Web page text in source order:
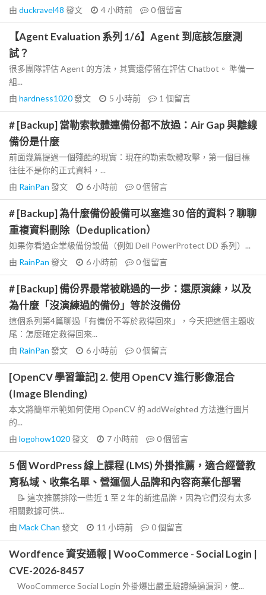
由 duckravel48 發文 4 小時前 0個留言
【Agent Evaluation 系列 1/6】Agent 到底該怎麼測
試？
很多團隊評估 Agent 的方法，其實還停留在評估 Chatbot。 準備一
組...
由 hardness1020發文 5 小時前 1 個留言
# [Backup] 當勒索軟體連備份都不放過：Air Gap 與離線
備份是什麼
前面幾篇提過一個殘酷的現實：現在的勒索軟體攻擊，第一個目標
往往不是你的正式資料，...
由 RainPan 發文 6 小時前 0個留言
# [Backup] 為什麼備份設備可以塞進 30 倍的資料？聊聊
重複資料刪除（Deduplication）
如果你看過企業級備份設備（例如 Dell PowerProtect DD 系列）...
由 RainPan 發文 6 小時前 0個留言
# [Backup] 備份界最常被跳過的一步：還原演練，以及
為什麼「沒演練過的備份」等於沒備份
這個系列第4篇聊過「有備份不等於救得回來」，今天把這個主題收
尾：怎麼確定救得回來...
由 RainPan 發文 6 小時前 0個留言
[OpenCV 學習筆記] 2. 使用 OpenCV 進行影像混合
(Image Blending)
本文將簡單示範如何使用 OpenCV 的 addWeighted 方法進行圖片
的...
由 logohow1020發文 7 小時前 0個留言
5 個 WordPress 線上課程 (LMS) 外掛推薦，適合經營教
育私域、收集名單、營運個人品牌和內容商業化部署
📝 這次推薦排除一些近 1 至 2 年的新進品牌，因為它們沒有太多
相關數據可供...
由 Mack Chan 發文 11 小時前 0個留言
Wordfence 資安通報 | WooCommerce - Social Login |
CVE-2026-8457
WooCommerce Social Login 外掛爆出嚴重驗證繞過漏洞，使...